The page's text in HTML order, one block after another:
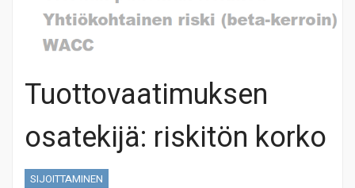
Tuottovaatimuksen
osatekijä: riskitön korko
SIJOITTAMINEN